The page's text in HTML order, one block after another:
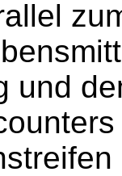
und